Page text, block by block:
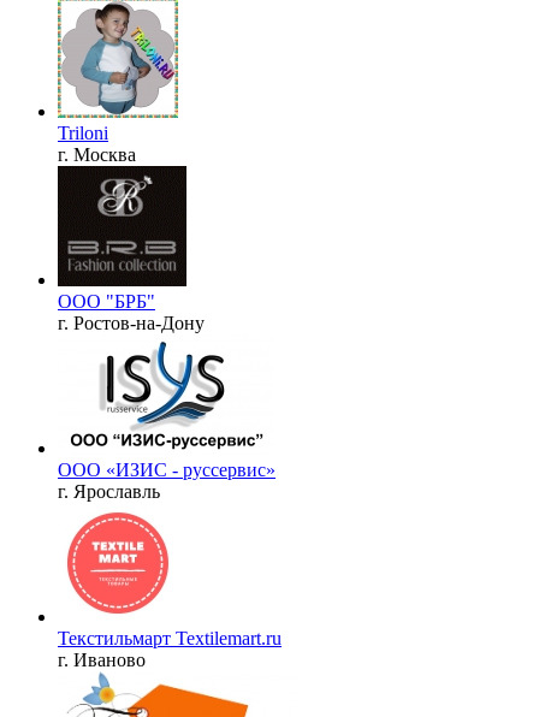
Triloni
г. Москва
ООО "БРБ"
г. Ростов-на-Дону
ООО «ИЗИС - руссервис»
г. Ярославль
Текстильмарт Textilemart.ru
г. Иваново